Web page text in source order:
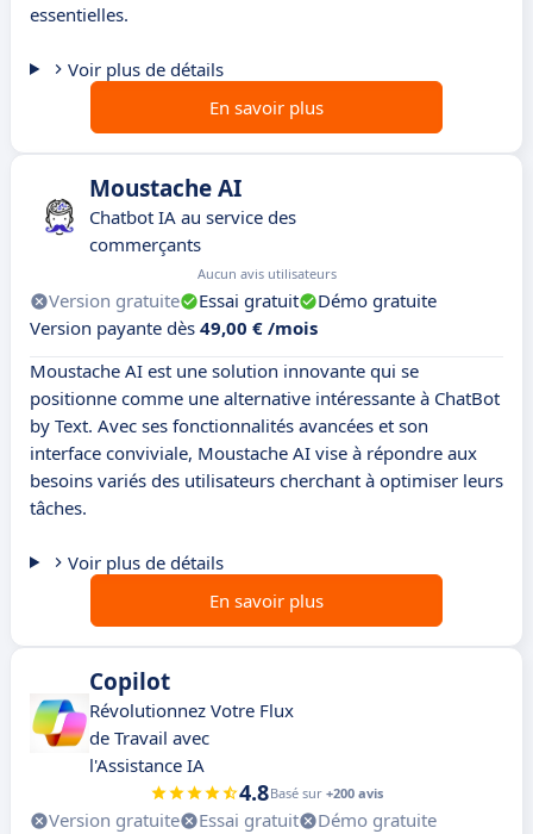
essentielles.
Voir plus de détails
En savoir plus
Moustache AI
Chatbot IA au service des
commerçants
Aucun avis utilisateurs
Version gratuite Essai gratuit
Démo gratuite
Version payante dès 49,00 € /mois
Moustache AI est une solution innovante qui se
positionne comme une alternative intéressante à ChatBot
by Text. Avec ses fonctionnalités avancées et son
interface conviviale, Moustache AI vise à répondre aux
besoins variés des utilisateurs cherchant à optimiser leurs
tâches.
Voir plus de détails
En savoir plus
Copilot
Révolutionnez Votre Flux
de Travail avec
l'Assistance IA
4.8Basé sur +200 avis
Version gratuite Essai gratuit
Démo gratuite